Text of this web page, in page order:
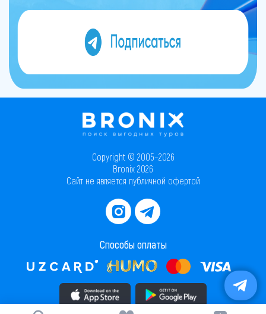
Copyright © 2005–2026
Bronix 2026
Сайт не является публичной офертой
Способы оплаты
Скачать приложение в AppStore Скачать приложение в PlayMarket